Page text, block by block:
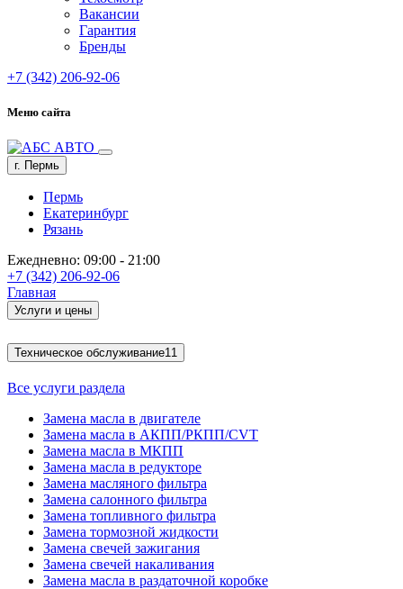
Вакансии
Гарантия
Бренды
+7 (342) 206-92-06
Меню сайта
г. Пермь
Пермь
Екатеринбург
Рязань
Ежедневно: 09:00 - 21:00
+7 (342) 206-92-06
Главная
Услуги и цены
Техническое обслуживание11
Все услуги раздела
Замена масла в двигателе
Замена масла в АКПП/РКПП/CVT
Замена масла в МКПП
Замена масла в редукторе
Замена масляного фильтра
Замена салонного фильтра
Замена топливного фильтра
Замена тормозной жидкости
Замена свечей зажигания
Замена свечей накаливания
Замена масла в раздаточной коробке